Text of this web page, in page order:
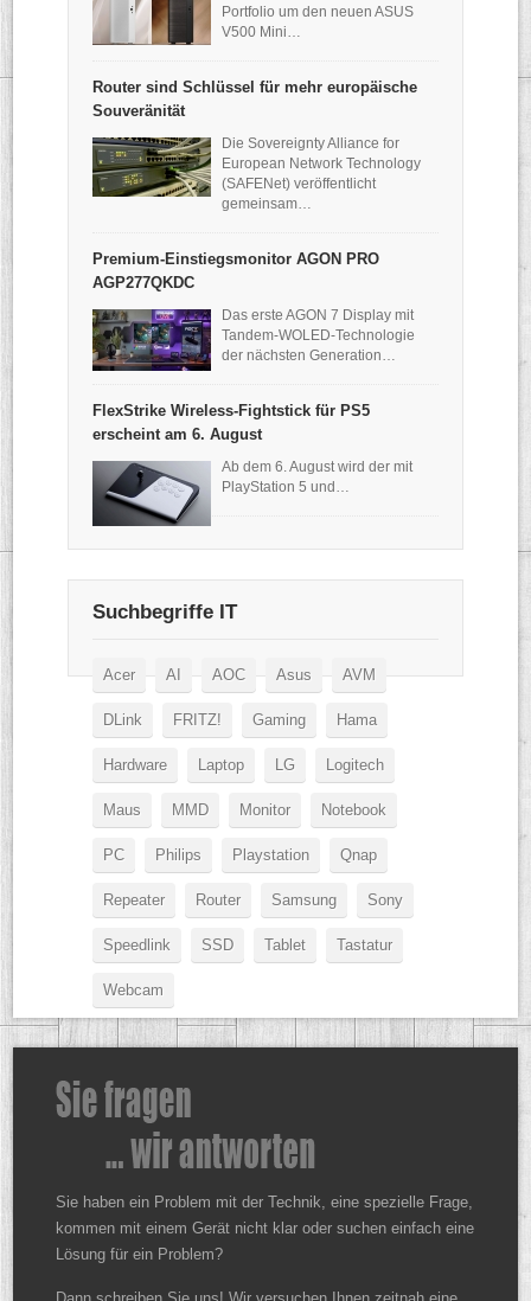
Portfolio um den neuen ASUS
V500 Mini…
Router sind Schlüssel für mehr europäische
Souveränität
Die Sovereignty Alliance for
European Network Technology
(SAFENet) veröffentlicht
gemeinsam…
Premium-Einstiegsmonitor AGON PRO
AGP277QKDC
Das erste AGON 7 Display mit
Tandem-WOLED-Technologie
der nächsten Generation…
FlexStrike Wireless-Fightstick für PS5
erscheint am 6. August
Ab dem 6. August wird der mit
PlayStation 5 und…
Suchbegriffe IT
Acer AI AOC Asus AVM
DLink FRITZ! Gaming Hama
Hardware Laptop LG Logitech
Maus MMD Monitor Notebook
PC Philips Playstation Qnap
Repeater Router Samsung Sony
Speedlink SSD Tablet Tastatur
Webcam
Sie haben ein Problem mit der Technik, eine spezielle Frage,
kommen mit einem Gerät nicht klar oder suchen einfach eine
Lösung für ein Problem?